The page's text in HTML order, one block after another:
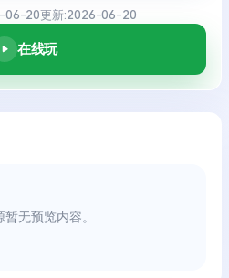
06-20更新:2026-06-20
在线玩
暂无预览内容。